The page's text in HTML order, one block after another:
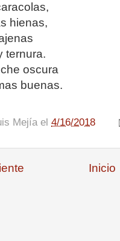
hienas,
ternura.
oscura
buenas.
Mejía el 4/16/2018
Inicio